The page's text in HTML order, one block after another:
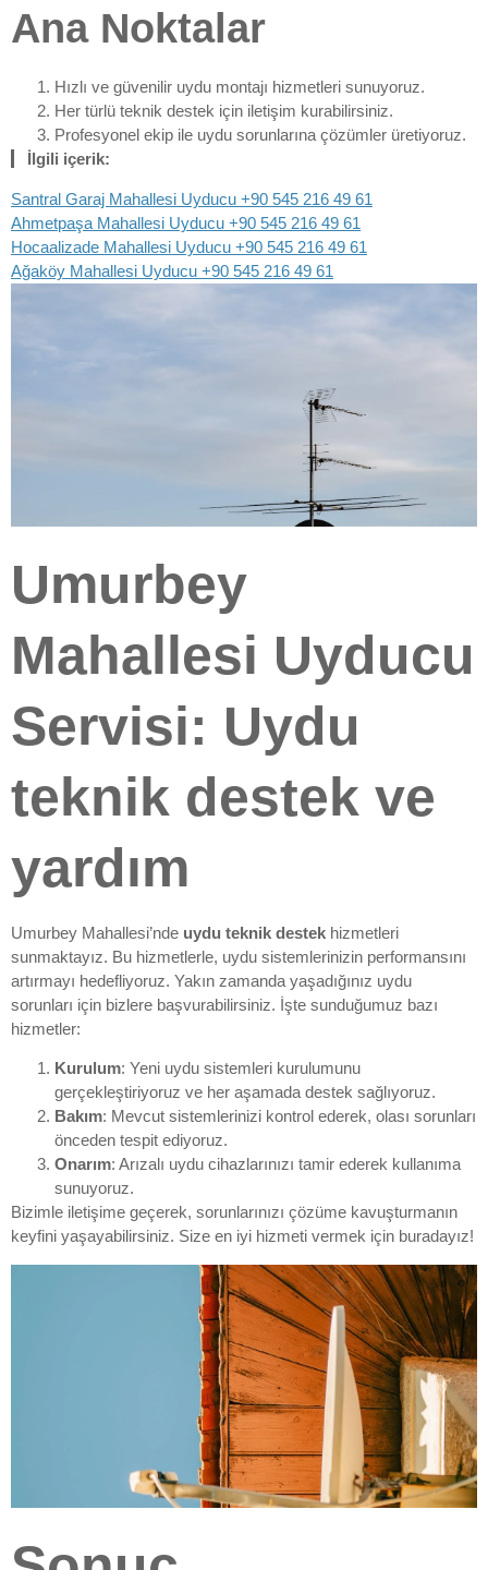
Ana Noktalar
Hızlı ve güvenilir uydu montajı hizmetleri sunuyoruz.
Her türlü teknik destek için iletişim kurabilirsiniz.
Profesyonel ekip ile uydu sorunlarına çözümler üretiyoruz.
İlgili içerik:
Santral Garaj Mahallesi Uyducu +90 545 216 49 61
Ahmetpaşa Mahallesi Uyducu +90 545 216 49 61
Hocaalizade Mahallesi Uyducu +90 545 216 49 61
Ağaköy Mahallesi Uyducu +90 545 216 49 61
Umurbey
Mahallesi Uyducu
Servisi: Uydu
teknik destek ve
yardım
Umurbey Mahallesi’nde uydu teknik destek hizmetleri
sunmaktayız. Bu hizmetlerle, uydu sistemlerinizin performansını
artırmayı hedefliyoruz. Yakın zamanda yaşadığınız uydu
sorunları için bizlere başvurabilirsiniz. İşte sunduğumuz bazı
hizmetler:
Kurulum: Yeni uydu sistemleri kurulumunu
gerçekleştiriyoruz ve her aşamada destek sağlıyoruz.
Bakım: Mevcut sistemlerinizi kontrol ederek, olası sorunları
önceden tespit ediyoruz.
Onarım: Arızalı uydu cihazlarınızı tamir ederek kullanıma
sunuyoruz.
Bizimle iletişime geçerek, sorunlarınızı çözüme kavuşturmanın
keyfini yaşayabilirsiniz. Size en iyi hizmeti vermek için buradayız!